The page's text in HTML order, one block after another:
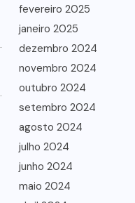
fevereiro 2025
janeiro 2025
dezembro 2024
novembro 2024
outubro 2024
setembro 2024
agosto 2024
julho 2024
junho 2024
maio 2024